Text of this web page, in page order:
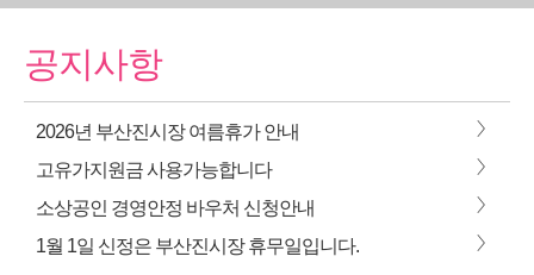
공지사항
2026년 부산진시장 여름휴가 안내 >
고유가지원금 사용가능합니다 >
소상공인 경영안정 바우처 신청안내 >
1월 1일 신정은 부산진시장 휴무일입니다. >